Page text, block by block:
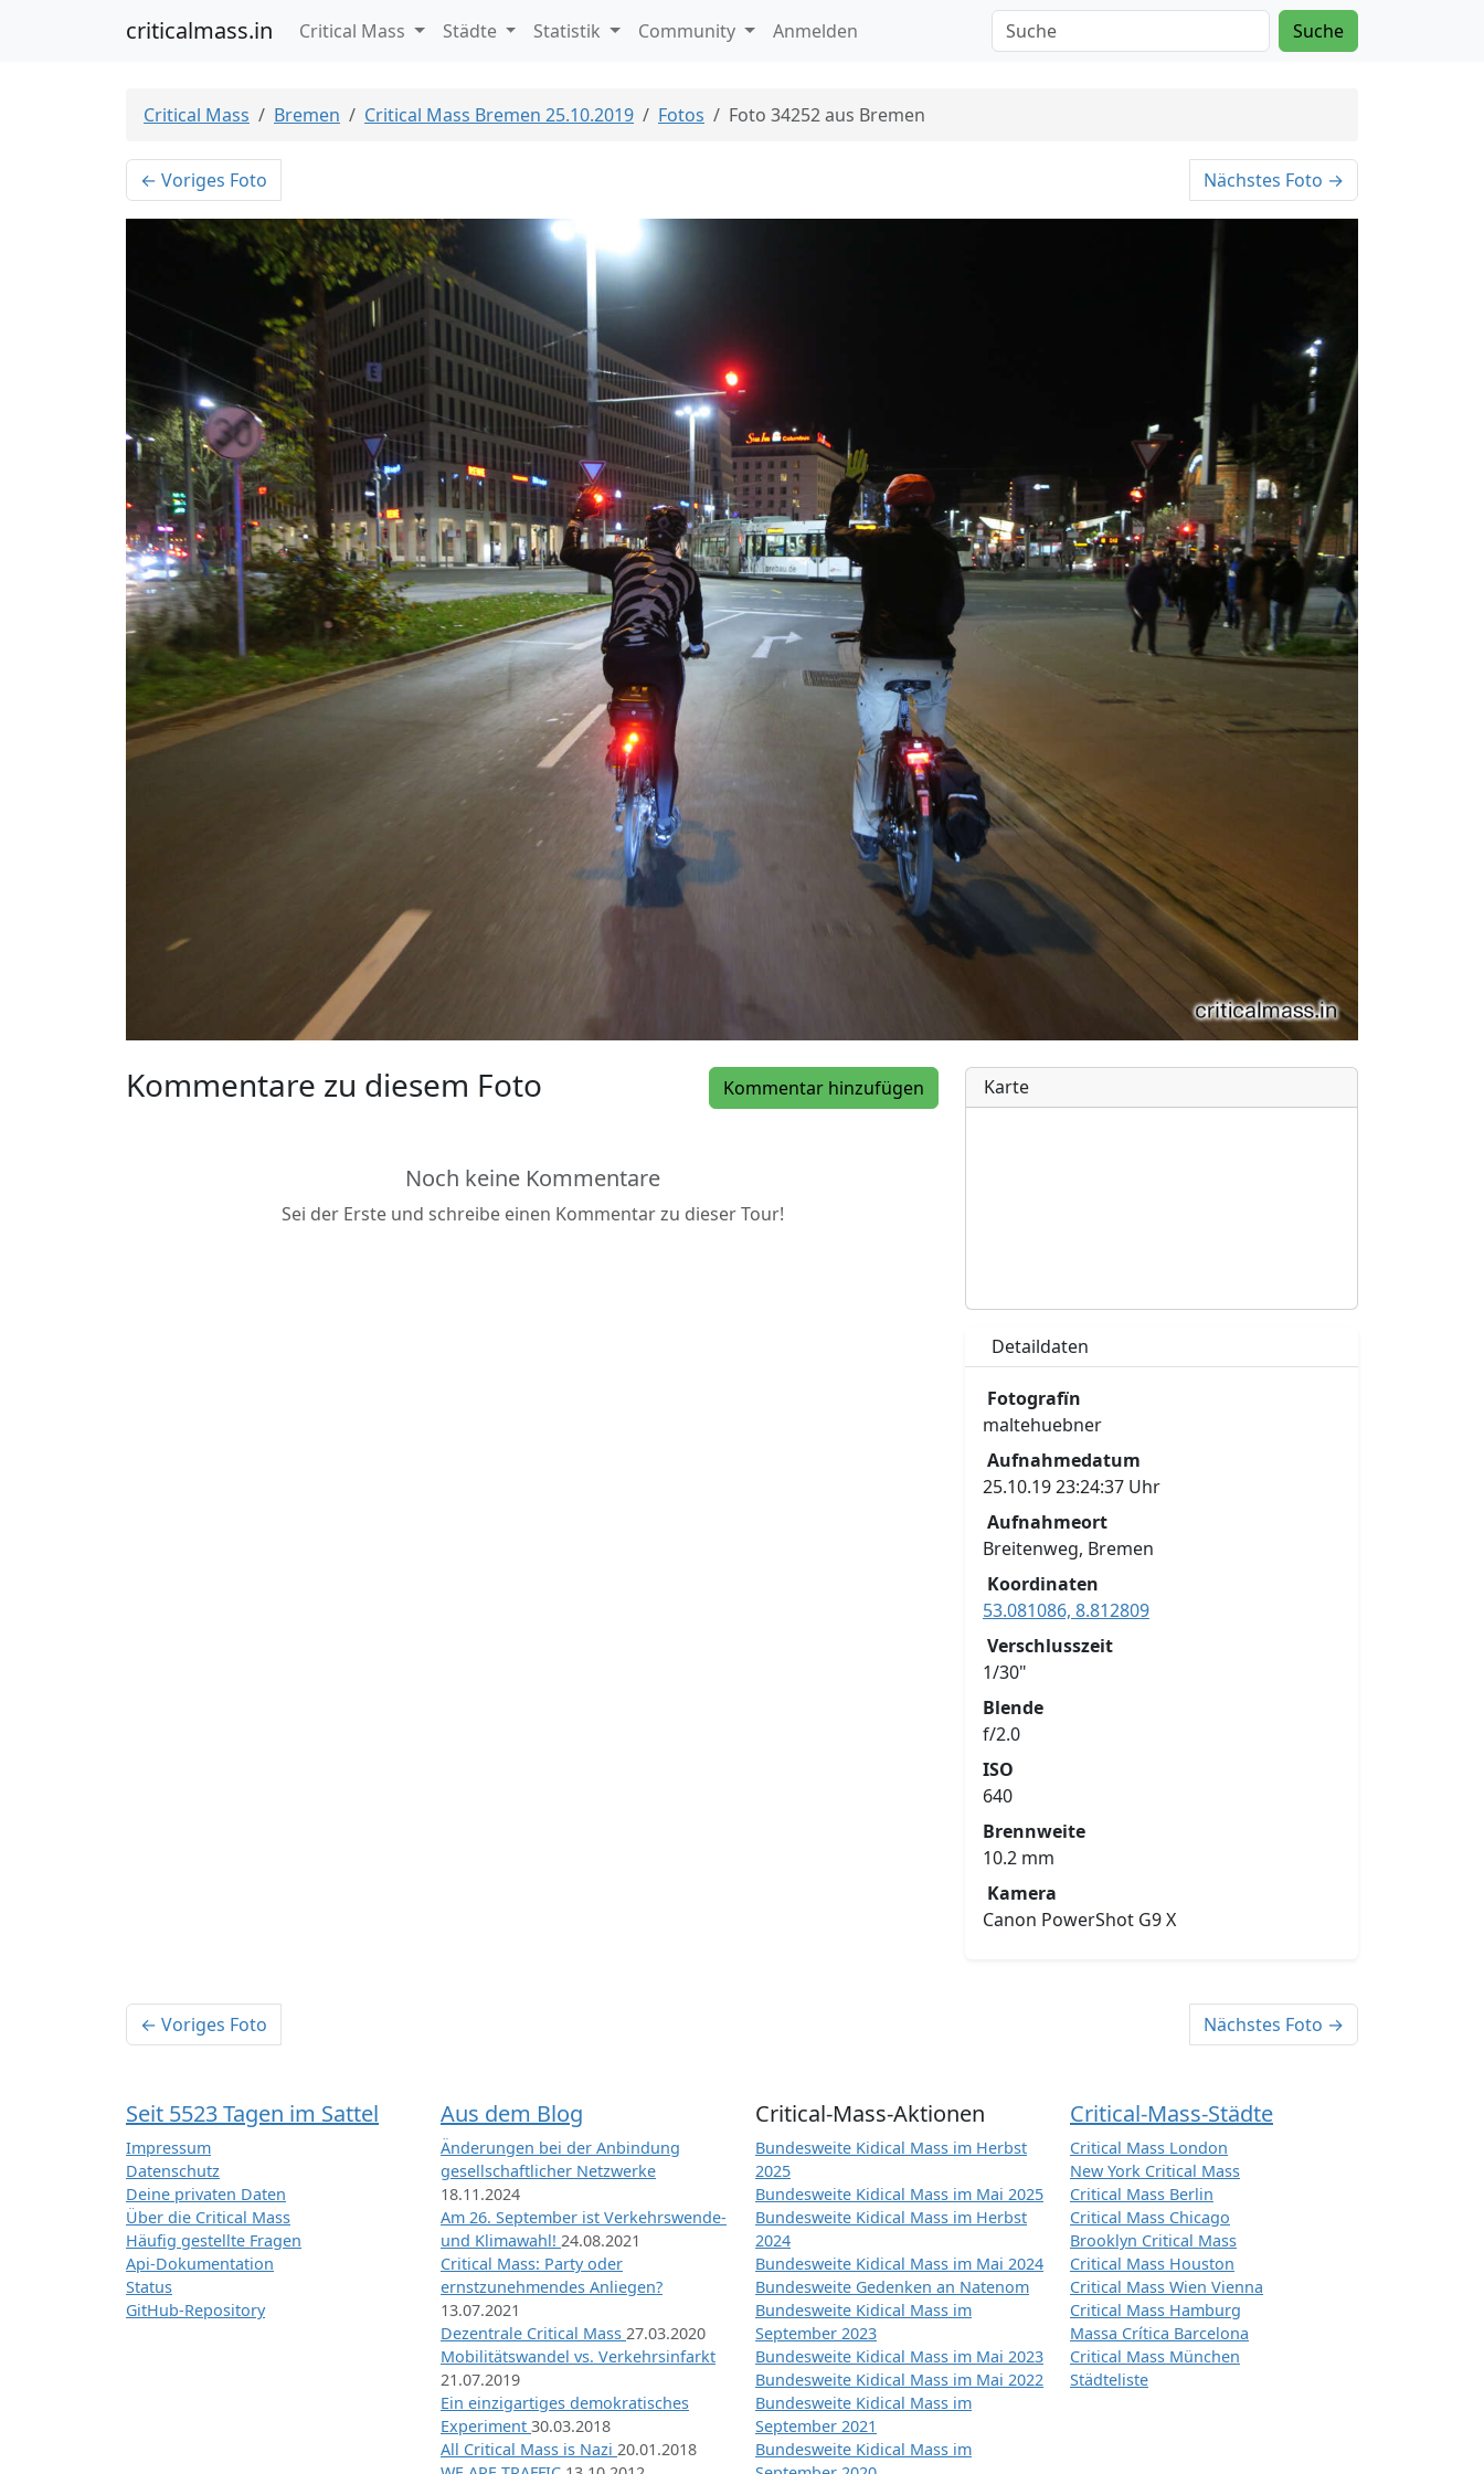
criticalmass.in Critical Mass Städte Statistik Community Anmelden Suche
Critical Mass Bremen Critical Mass Bremen 25.10.2019 Fotos Foto 34252 aus Bremen
← Voriges Foto Nächstes Foto →
Kommentar hinzufügen
Kommentare zu diesem Foto
Noch keine Kommentare
Sei der Erste und schreibe einen Kommentar zu dieser Tour!
Karte
Detaildaten
Fotografïn
maltehuebner
Aufnahmedatum
25.10.19 23:24:37 Uhr
Aufnahmeort
Breitenweg, Bremen
Koordinaten
53.081086, 8.812809
Verschlusszeit
1/30"
Blende
f/2.0
ISO
640
Brennweite
10.2 mm
Kamera
Canon PowerShot G9 X
← Voriges Foto Nächstes Foto →
Seit 5523 Tagen im Sattel
Impressum
Datenschutz
Deine privaten Daten
Über die Critical Mass
Häufig gestellte Fragen
Api-Dokumentation
Status
GitHub-Repository
Aus dem Blog
Änderungen bei der Anbindung
gesellschaftlicher Netzwerke
18.11.2024
Am 26. September ist Verkehrswende-
und Klimawahl! 24.08.2021
Critical Mass: Party oder
ernstzunehmendes Anliegen?
13.07.2021
Dezentrale Critical Mass 27.03.2020
Mobilitätswandel vs. Verkehrsinfarkt
21.07.2019
Ein einzigartiges demokratisches
Experiment 30.03.2018
All Critical Mass is Nazi 20.01.2018
Critical-Mass-Aktionen
Bundesweite Kidical Mass im Herbst
2025
Bundesweite Kidical Mass im Mai 2025
Bundesweite Kidical Mass im Herbst
2024
Bundesweite Kidical Mass im Mai 2024
Bundesweite Gedenken an Natenom
Bundesweite Kidical Mass im
September 2023
Bundesweite Kidical Mass im Mai 2023
Bundesweite Kidical Mass im Mai 2022
Bundesweite Kidical Mass im
September 2021
Bundesweite Kidical Mass im
Critical-Mass-Städte
Critical Mass London
New York Critical Mass
Critical Mass Berlin
Critical Mass Chicago
Brooklyn Critical Mass
Critical Mass Houston
Critical Mass Wien Vienna
Critical Mass Hamburg
Massa Crítica Barcelona
Critical Mass München
Städteliste